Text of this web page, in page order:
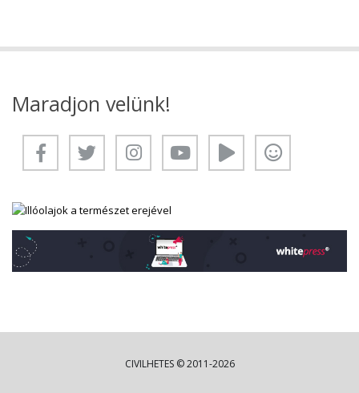
Maradjon velünk!
CIVILHETES © 2011-2026